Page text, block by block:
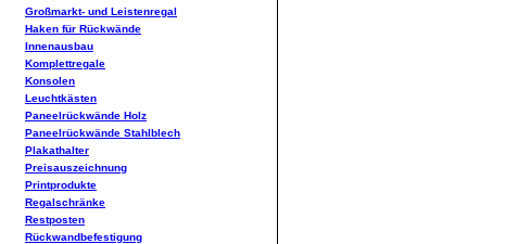
Großmarkt- und Leistenregal
Haken für Rückwände
Innenausbau
Komplettregale
Konsolen
Leuchtkästen
Paneelrückwände Holz
Paneelrückwände Stahlblech
Plakathalter
Preisauszeichnung
Printprodukte
Regalschränke
Restposten
Rückwandbefestigung